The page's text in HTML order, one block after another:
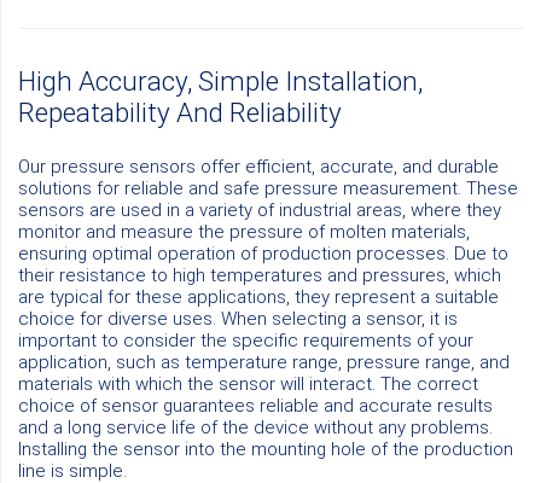
High Accuracy, Simple Installation,
Repeatability And Reliability
Our pressure sensors offer efficient, accurate, and durable
solutions for reliable and safe pressure measurement. These
sensors are used in a variety of industrial areas, where they
monitor and measure the pressure of molten materials,
ensuring optimal operation of production processes. Due to
their resistance to high temperatures and pressures, which
are typical for these applications, they represent a suitable
choice for diverse uses. When selecting a sensor, it is
important to consider the specific requirements of your
application, such as temperature range, pressure range, and
materials with which the sensor will interact. The correct
choice of sensor guarantees reliable and accurate results
and a long service life of the device without any problems.
Installing the sensor into the mounting hole of the production
line is simple.